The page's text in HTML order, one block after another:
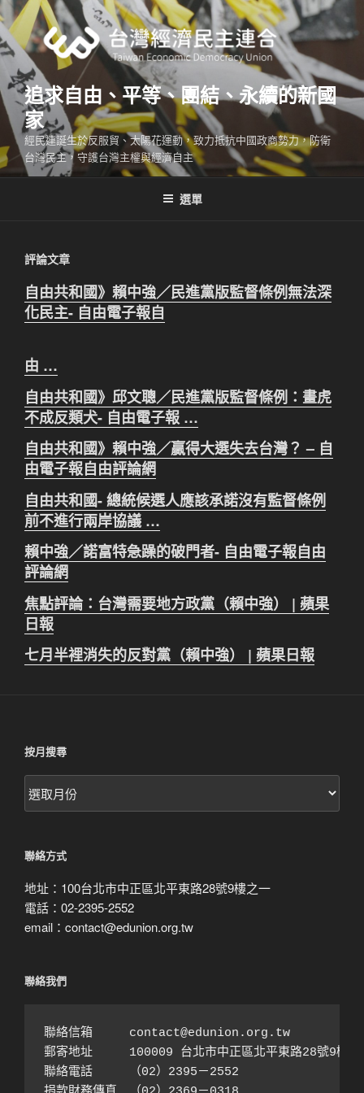
跳
至
主
內
容
追求自由、平等、團結、永續的新國
家
經民連誕生於反服貿、太陽花運動，致力抵抗中國政商勢力，防衛
台灣民主，守護台灣主權與經濟自主
選單
評論文章
自由共和國》賴中強／民進黨版監督條例無法深
化民主- 自由電子報自
由 …
自由共和國》邱文聰／民進黨版監督條例：畫虎
不成反類犬- 自由電子報 …
自由共和國》賴中強／贏得大選失去台灣？ – 自
由電子報自由評論網
自由共和國- 總統候選人應該承諾沒有監督條例
前不進行兩岸協議 …
賴中強／諾富特急躁的破門者- 自由電子報自由
評論網
焦點評論：台灣需要地方政黨（賴中強） | 蘋果
日報
七月半裡消失的反對黨（賴中強） | 蘋果日報
按月搜尋
按
月
聯絡方式
地址：100台北市中正區北平東路28號9樓之一
電話：02-2395-2552
email：contact@edunion.org.tw
聯絡我們
聯絡信箱　　　contact@edunion.org.tw
郵寄地址　　　100009 台北市中正區北平東路28號9樓之
聯絡電話　　　（02）2395－2552